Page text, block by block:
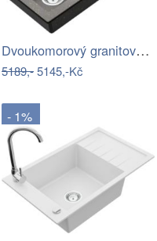
Dvoukomorový granitový dřez MEXEN MARIO…
5189,-5145,-Kč
- 1%